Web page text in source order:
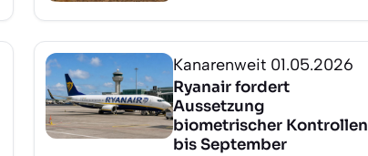
Kanarenweit 01.05.2026
Ryanair fordert
Aussetzung
biometrischer Kontrollen
bis September